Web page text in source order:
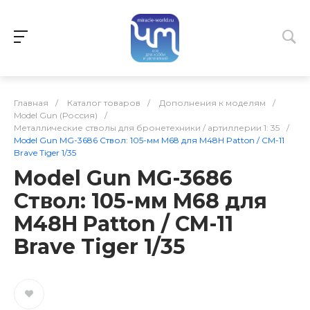
Главная / Каталог товаров / Дополнения к моделям
/
Model Gun (Россия)
/
Металлические стволы для бронетехники / артиллерии 1: 35
/
Model Gun MG-3686 Ствол: 105-мм M68 для M48H Patton / CM-11
Brave Tiger 1/35
Model Gun MG-3686
Ствол: 105-мм M68 для
M48H Patton / CM-11
Brave Tiger 1/35